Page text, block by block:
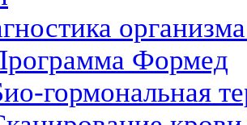
Формед
гормональная